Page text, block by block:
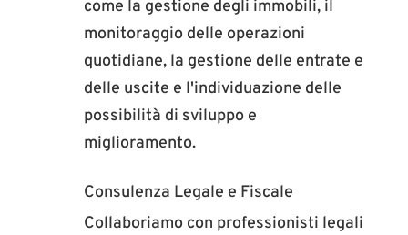
come la gestione degli immobili, il
monitoraggio delle operazioni
quotidiane, la gestione delle entrate e
delle uscite e l'individuazione delle
possibilità di sviluppo e
miglioramento.
Consulenza Legale e Fiscale
Collaboriamo con professionisti legali